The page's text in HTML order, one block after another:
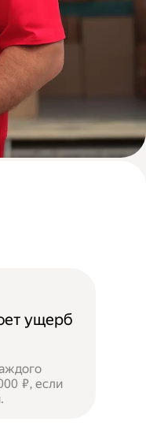
ущерб
₽, если